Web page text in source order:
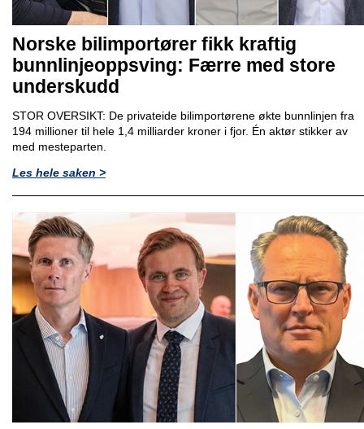
Norske bilimportører fikk kraftig
bunnlinjeoppsving: Færre med store
underskudd
STOR OVERSIKT: De privateide bilimportørene økte bunnlinjen fra
194 millioner til hele 1,4 milliarder kroner i fjor. Én aktør stikker av
med mesteparten.
Les hele saken >